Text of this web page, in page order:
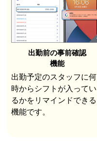
出勤前の事前確認
機能
出勤予定のスタッフに何
時からシフトが入ってい
るかをリマインドできる
機能です。